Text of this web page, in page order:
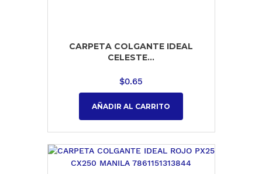
CARPETA COLGANTE IDEAL
CELESTE...
$0.65
AÑADIR AL CARRITO